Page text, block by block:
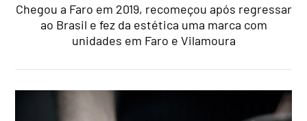
Chegou a Faro em 2019, recomeçou após regressar
ao Brasil e fez da estética uma marca com
unidades em Faro e Vilamoura